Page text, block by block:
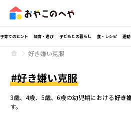
子育てのヒント 知育・遊び 子どもとの暮らし 食・レシピ 運
好き嫌い克服
好き嫌い克服
3歳、4歳、5歳、6歳の幼児期における好き
す。